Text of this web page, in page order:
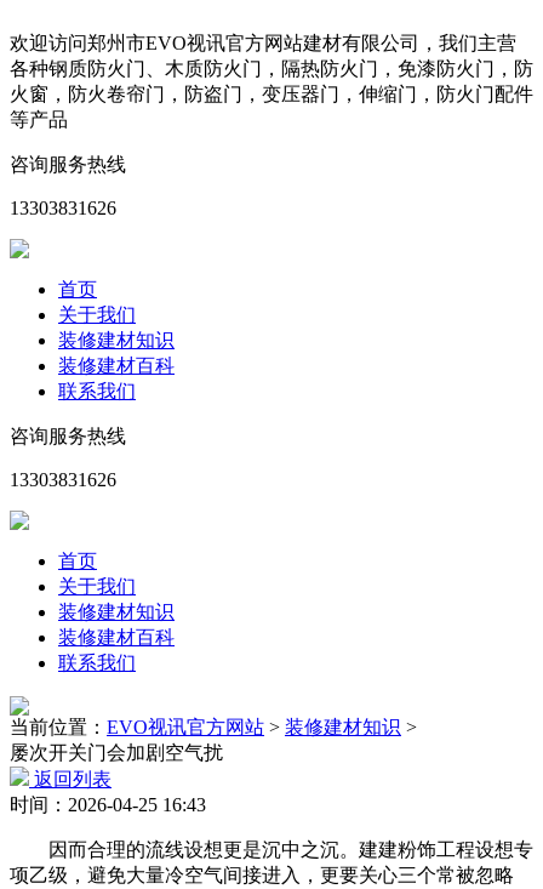
欢迎访问郑州市EVO视讯官方网站建材有限公司，我们主营
各种钢质防火门、木质防火门，隔热防火门，免漆防火门，防
火窗，防火卷帘门，防盗门，变压器门，伸缩门，防火门配件
等产品
咨询服务热线
13303831626
首页
关于我们
装修建材知识
装修建材百科
联系我们
咨询服务热线
13303831626
首页
关于我们
装修建材知识
装修建材百科
联系我们
当前位置： EVO视讯官方网站 > 装修建材知识 >
屡次开关门会加剧空气扰
返回列表
时间：2026-04-25 16:43
因而合理的流线设想更是沉中之沉。建建粉饰工程设想专
项乙级，避免大量冷空气间接进入，更要关心三个常被忽略